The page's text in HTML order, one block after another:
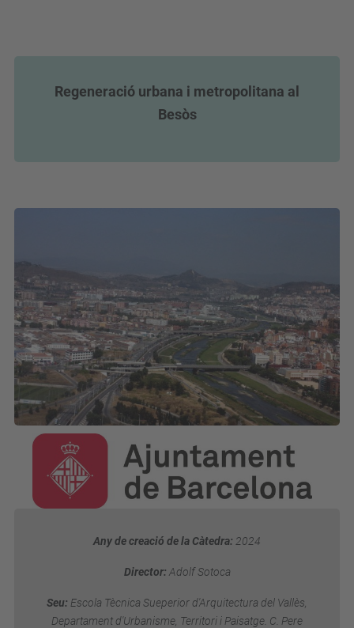
Regeneració urbana i metropolitana al
Besòs
Any de creació de la Càtedra: 2024
Director: Adolf Sotoca
Seu: Escola Tècnica Sueperior d'Arquitectura del Vallès,
Departament d'Urbanisme, Territori i Paisatge. C. Pere